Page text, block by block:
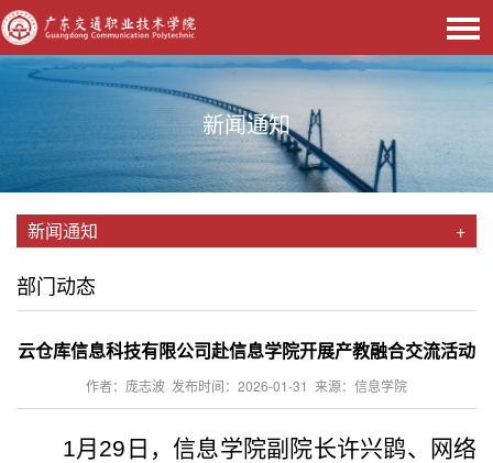
新闻通知
新闻通知 +
部门动态
云仓库信息科技有限公司赴信息学院开展产教融合交流活动
作者：庞志波 发布时间：2026-01-31 来源：信息学院
1月29日，信息学院副院长许兴鹍、网络